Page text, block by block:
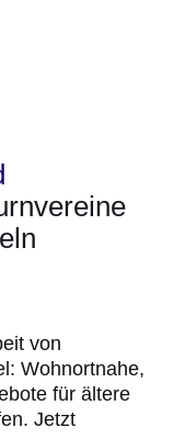
von
Wohnortnahe,
für ältere
Jetzt